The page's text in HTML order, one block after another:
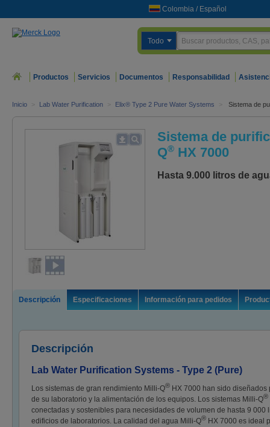
Colombia / Español
Todo
Productos Servicios Documentos Responsabilidad
Inicio > Lab Water Purification > Elix® Type 2 Pure Water Systems > Sistema de
Sistema de
Q® HX 7000
Hasta 9.000 litros de
Descripción Especificaciones Información para pedidos
Descripción
Lab Water Purification Systems - Type 2 (Pure)
Los sistemas de gran rendimiento Milli-Q® HX 7000 han sido
de su laboratorio y la alimentación de los equipos. Los sistemas Milli-Q®
conectadas y sostenibles para necesidades de volumen de hasta 9
edificios de laboratorios. La calidad del agua Milli-Q® HX 7000 es ideal